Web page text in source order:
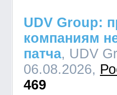
UDV Group:
компаниям
патча, UDV
06.08.2026,
469